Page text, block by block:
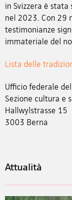
in Svizzera è
nel 2023. Con 29
testimonianze
immateriale del
Lista delle
Ufficio federale
Sezione cultura e
Hallwylstrasse 15
3003 Berna
Attualità